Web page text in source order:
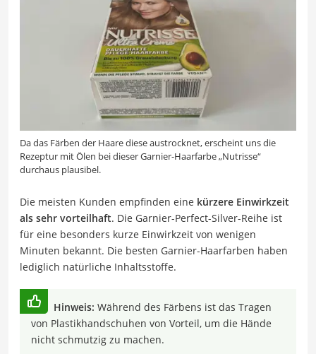
Da das Färben der Haare diese austrocknet, erscheint uns die
Rezeptur mit Ölen bei dieser Garnier-Haarfarbe „Nutrisse“
durchaus plausibel.
Die meisten Kunden empfinden eine kürzere Einwirkzeit
als sehr vorteilhaft. Die Garnier-Perfect-Silver-Reihe ist
für eine besonders kurze Einwirkzeit von wenigen
Minuten bekannt. Die besten Garnier-Haarfarben haben
lediglich natürliche Inhaltsstoffe.
Hinweis: Während des Färbens ist das Tragen
von Plastikhandschuhen von Vorteil, um die Hände
nicht schmutzig zu machen.